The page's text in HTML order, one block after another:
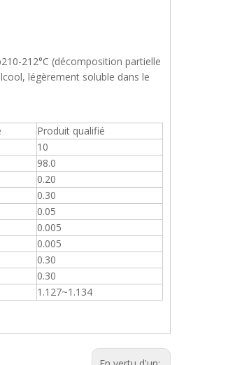
212°C (décomposition partielle
légèrement soluble dans le
Produit qualifié
10
98.0
0.20
0.30
0.05
0.005
0.005
0.30
0.30
1.127~1.134